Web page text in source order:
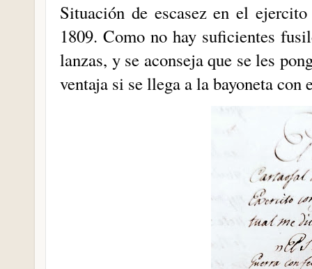
Situación de escasez en el
1809. Como no hay suficientes
lanzas, y se aconseja que se les
ventaja si se llega a la bayoneta con